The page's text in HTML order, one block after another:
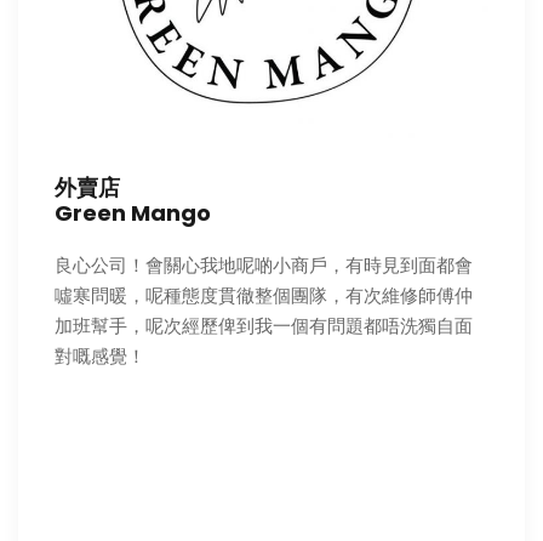
外賣店
Green Mango
良心公司！會關心我地呢啲小商戶，有時見到面都會
噓寒問暖，呢種態度貫徹整個團隊，有次維修師傅仲
加班幫手，呢次經歷俾到我一個有問題都唔洗獨自面
對嘅感覺！